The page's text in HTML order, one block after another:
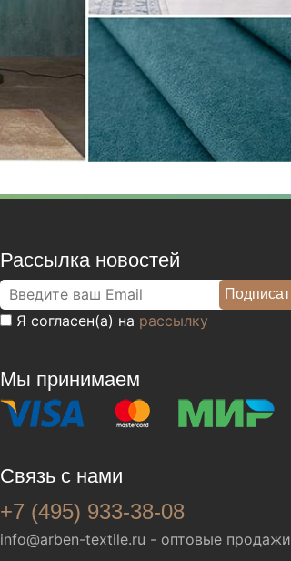
Рассылка новостей
Я согласен(а) на рассылку
Мы принимаем
Связь с нами
+7 (495) 933-38-08
info@arben-textile.ru - оптовые продажи